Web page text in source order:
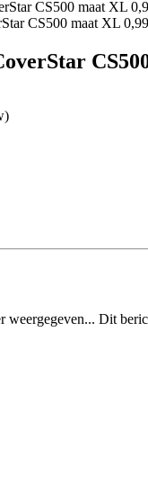
weergegeven... Dit